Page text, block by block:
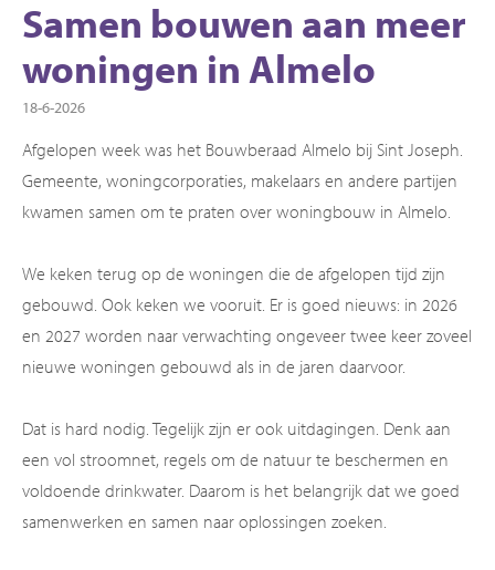
Samen bouwen aan meer
woningen in Almelo
18-6-2026
Afgelopen week was het Bouwberaad Almelo bij Sint Joseph.
Gemeente, woningcorporaties, makelaars en andere partijen
kwamen samen om te praten over woningbouw in Almelo.
We keken terug op de woningen die de afgelopen tijd zijn
gebouwd. Ook keken we vooruit. Er is goed nieuws: in 2026
en 2027 worden naar verwachting ongeveer twee keer zoveel
nieuwe woningen gebouwd als in de jaren daarvoor.
Dat is hard nodig. Tegelijk zijn er ook uitdagingen. Denk aan
een vol stroomnet, regels om de natuur te beschermen en
voldoende drinkwater. Daarom is het belangrijk dat we goed
samenwerken en samen naar oplossingen zoeken.